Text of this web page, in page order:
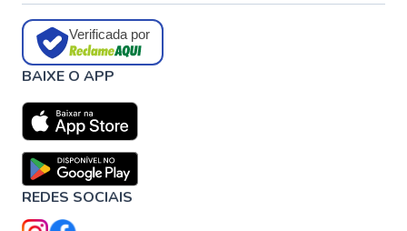
Verificada por
BAIXE O APP
REDES SOCIAIS